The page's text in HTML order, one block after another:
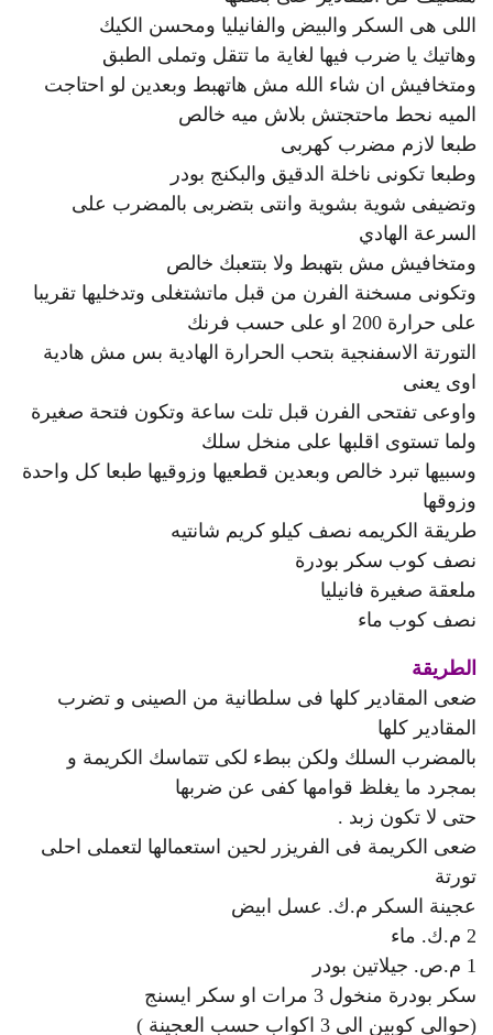
اللى هى السكر والبيض والفانيليا ومحسن الكيك
وهاتيك يا ضرب فيها لغاية ما تتقل وتملى الطبق
ومتخافيش ان شاء الله مش هاتهبط وبعدين لو احتاجت
الميه نحط ماحتجتش بلاش ميه خالص
طبعا لازم مضرب كهربى
وطبعا تكونى ناخلة الدقيق والبكنج بودر
وتضيفى شوية بشوية وانتى بتضربى بالمضرب على
السرعة الهادي
ومتخافيش مش بتهبط ولا بتتعبك خالص
وتكونى مسخنة الفرن من قبل ماتشتغلى وتدخليها تقريبا
على حرارة 200 او على حسب فرنك
التورتة الاسفنجية بتحب الحرارة الهادية بس مش هادية
اوى يعنى
واوعى تفتحى الفرن قبل تلت ساعة وتكون فتحة صغيرة
ولما تستوى اقلبها على منخل سلك
وسبيها تبرد خالص وبعدين قطعيها وزوقيها طبعا كل واحدة
وزوقها
طريقة الكريمه نصف كيلو كريم شانتيه
نصف كوب سكر بودرة
ملعقة صغيرة فانيليا
نصف كوب ماء
الطريقة
ضعى المقادير كلها فى سلطانية من الصينى و تضرب
المقادير كلها
بالمضرب السلك ولكن ببطء لكى تتماسك الكريمة و
بمجرد ما يغلظ قوامها كفى عن ضربها
حتى لا تكون زبد .
ضعى الكريمة فى الفريزر لحين استعمالها لتعملى احلى
تورتة
عجينة السكر م.ك. عسل ابيض
2 م.ك. ماء
1 م.ص. جيلاتين بودر
سكر بودرة منخول 3 مرات او سكر ايسنج
(حوالى كوبين الى 3 اكواب حسب العجينة )